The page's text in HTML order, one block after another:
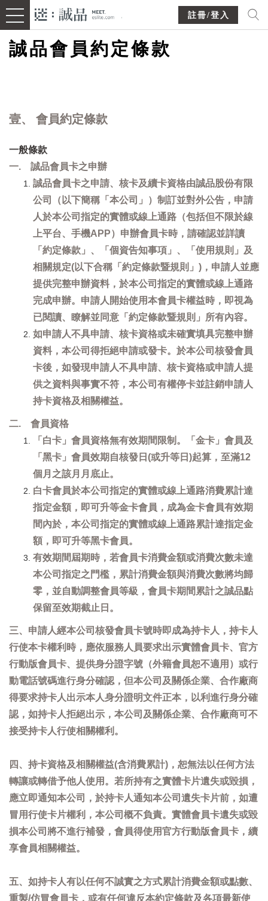
註冊/登入
誠品會員約定條款
壹、 會員約定條款
一般條款
一. 誠品會員卡之申辦
誠品會員卡之申請、核卡及續卡資格由誠品股份有限
公司（以下簡稱「本公司」）制訂並對外公告，申請
人於本公司指定的實體或線上通路（包括但不限於線
上平台、手機APP）申辦會員卡時，請確認並詳讀
「約定條款」、「個資告知事項」、「使用規則」及
相關規定(以下合稱「約定條款暨規則」)，申請人並應
提供完整申辦資料，於本公司指定的實體或線上通路
完成申辦。申請人開始使用本會員卡權益時，即視為
已閱讀、瞭解並同意「約定條款暨規則」所有內容。
如申請人不具申請、核卡資格或未確實填具完整申辦
資料，本公司得拒絕申請或發卡。於本公司核發會員
卡後，如發現申請人不具申請、核卡資格或申請人提
供之資料與事實不符，本公司有權停卡並註銷申請人
持卡資格及相關權益。
二. 會員資格
「白卡」會員資格無有效期間限制。「金卡」會員及
「黑卡」會員效期自核發日(或升等日)起算，至滿12
個月之該月月底止。
白卡會員於本公司指定的實體或線上通路消費累計達
指定金額，即可升等金卡會員，成為金卡會員有效期
間內於，本公司指定的實體或線上通路累計達指定金
額，即可升等黑卡會員。
有效期間屆期時，若會員卡消費金額或消費次數未達
本公司指定之門檻，累計消費金額與消費次數將均歸
零，並自動調整會員等級，會員卡期間累計之誠品點
保留至效期截止日。
三、申請人經本公司核發會員卡號時即成為持卡人，持卡人
行使本卡權利時，應依服務人員要求出示實體會員卡、官方
行動版會員卡、提供身分證字號（外籍會員恕不適用）或行
動電話號碼進行身分確認，但本公司及關係企業、合作廠商
得要求持卡人出示本人身分證明文件正本，以利進行身分確
認，如持卡人拒絕出示，本公司及關係企業、合作廠商可不
接受持卡人行使相關權利。
四、持卡資格及相關權益(含消費累計)，恕無法以任何方法
轉讓或轉借予他人使用。若所持有之實體卡片遺失或毀損，
應立即通知本公司，於持卡人通知本公司遺失卡片前，如遭
冒用行使卡片權利，本公司概不負責。實體會員卡遺失或毀
損本公司將不進行補發，會員得使用官方行動版會員卡，續
享會員相關權益。
五、如持卡人有以任何不誠實之方式累計消費金額或點數、
重製/仿冒會員卡，或有任何違反本約定條款及各項最新使